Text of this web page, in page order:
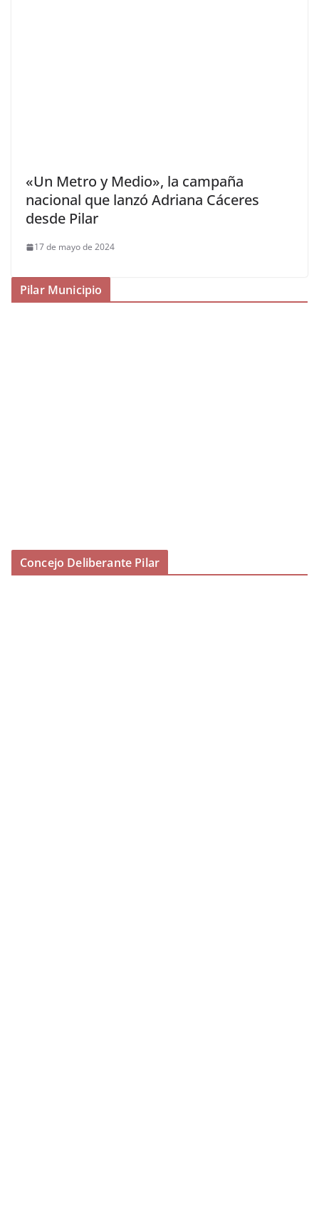
«Un Metro y Medio», la campaña
nacional que lanzó Adriana Cáceres
desde Pilar
17 de mayo de 2024
Pilar Municipio
Concejo Deliberante Pilar